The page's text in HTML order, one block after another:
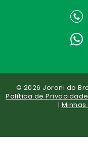
© 2026 Jorani do
Política de Privacidade
|